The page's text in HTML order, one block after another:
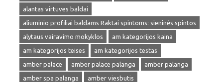
alantas virtuves baldai
aliuminio profiliai baldams Raktai spintoms: sieninės spintos
alytaus vairavimo mokyklos
am kategorijos kaina
am kategorijos teises
am kategorijos testas
amber palace
amber palace palanga
amber palanga
amber spa palanga
amber viesbutis